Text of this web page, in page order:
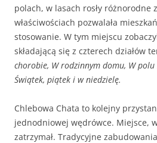
polach, w lasach rosły różnorodne
właściwościach pozwalała
stosowanie. W tym miejscu
składającą się z czterech działów
chorobie, W rodzinnym domu, W
Świątek, piątek i w niedzielę.
Chlebowa Chata to kolejny
jednodniowej wędrówce. Miejsce,
zatrzymał. Tradycyjne